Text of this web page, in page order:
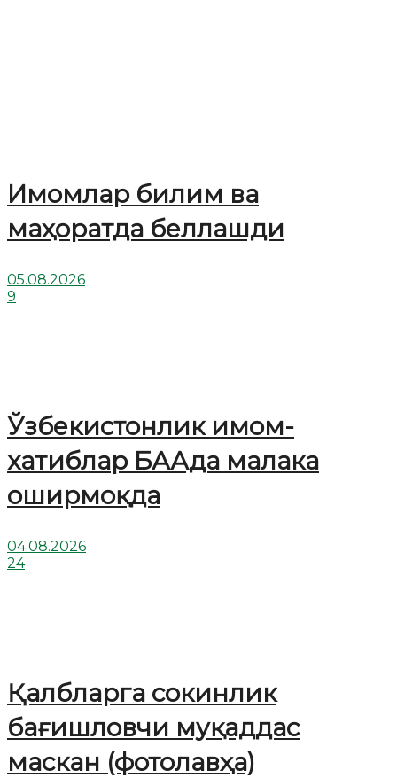
Имомлар билим ва
маҳоратда беллашди
05.08.2026
9
Ўзбекистонлик имом-
хатиблар БААда малака
оширмоқда
04.08.2026
24
Қалбларга сокинлик
бағишловчи муқаддас
маскан (фотолавҳа)